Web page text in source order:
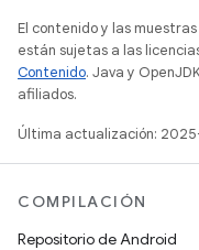
El contenido y las
están sujetas a las
Contenido. Java y
afiliados.
Última actualización:
COMPILACIÓN
Repositorio de Android